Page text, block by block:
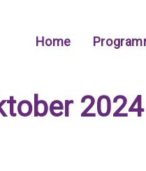
Home
2024